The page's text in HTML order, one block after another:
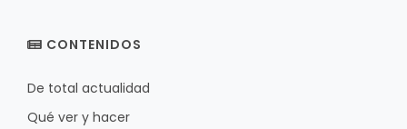
CONTENIDOS
De total actualidad
Qué ver y hacer